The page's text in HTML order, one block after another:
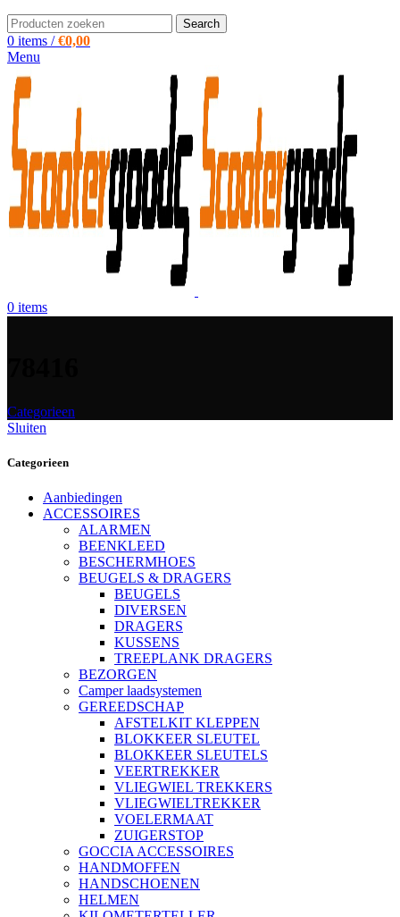
Search
0 items / €0,00
Menu
0 items
Categorieen
Sluiten
Categorieen
Aanbiedingen
ACCESSOIRES
ALARMEN
BEENKLEED
BESCHERMHOES
BEUGELS & DRAGERS
BEUGELS
DIVERSEN
DRAGERS
KUSSENS
TREEPLANK DRAGERS
BEZORGEN
Camper laadsystemen
GEREEDSCHAP
AFSTELKIT KLEPPEN
BLOKKEER SLEUTEL
BLOKKEER SLEUTELS
VEERTREKKER
VLIEGWIEL TREKKERS
VLIEGWIELTREKKER
VOELERMAAT
ZUIGERSTOP
GOCCIA ACCESSOIRES
HANDMOFFEN
HANDSCHOENEN
HELMEN